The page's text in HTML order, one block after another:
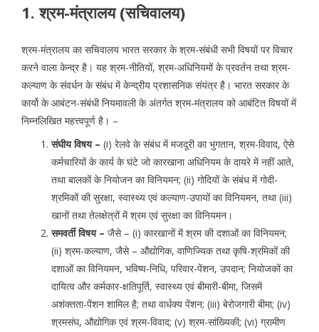
1. श्रम-मंत्रालय (सचिवालय)
श्रम-मंत्रालय का सचिवालय भारत सरकार के श्रम-संबंधी सभी विषयों पर विचार
करने वाला केन्द्र है। यह श्रम-नीतियों, श्रम-अधिनियमों के प्रवर्तन तथा श्रम-
कल्याण के संवर्धन के संबंध में केन्द्रीय प्रशासनिक संयंत्र है। भारत सरकार के
कार्यो के आबंटन-संबंधी नियमावली के अंतर्गत श्रम-मंत्रालय को आबंटित विषयों में
निम्नलिखित महत्त्वपूर्ण है। –
संघीय विषय – (i) रेलवे के संबंध में मजदूरी का भुगतान, श्रम-विवाद, ऐसे
कर्मचारियों के कार्य के घंटे जो कारखाना अधिनियम के दायरे में नहीं आते,
तथा बालकों के नियोजन का विनियमन; (ii) गोदियों के संबंध में गोदी-
श्रमिकों की सुरक्षा, स्वास्थ्य एवं कल्याण-उपायों का विनियमन, तथा (iii)
खानों तथा तेलक्षेत्रों में श्रम एवं सुरक्षा का विनियमन।
समवर्ती विषय – जैसे – (i) कारखानों में श्रम की दशाओं का विनियमन;
(ii) श्रम-कल्याण, जैसे – औद्योगिक, वाणिज्यिक तथा कृषि-श्रमिकों की
दशाओं का विनियमन, भविष्य-निधि, परिवार-पेंशन, उपदान; नियोजकों का
दायित्व और कर्मकार-क्षतिपूर्ति, स्वास्थ्य एवं बीमारी-बीमा, जिसमें
अशंक्तता-पेंशन शामिल है; तथा वार्धक्य पेंशन; (iii) बेरोजगारी बीमा; (iv)
श्रमसंघ, औद्योगिक एवं श्रम-विवाद; (v) श्रम-सांख्यिकी; (vi) ग्रामीण